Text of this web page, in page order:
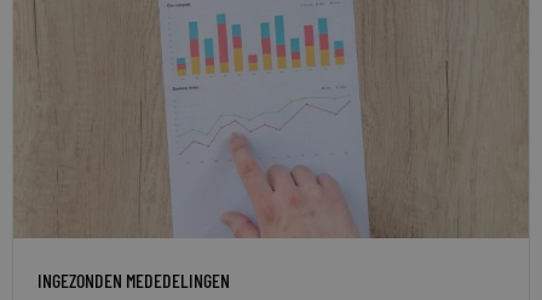
INGEZONDEN MEDEDELINGEN